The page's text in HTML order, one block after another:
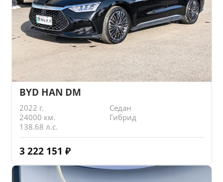
BYD HAN DM
2022 г.
Седан
24000 км.
Гибрид
138.68 л.с.
3 222 151 ₽